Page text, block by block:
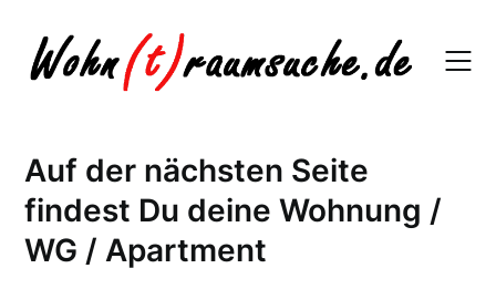
content
Auf der nächsten Seite
findest Du deine Wohnung /
WG / Apartment